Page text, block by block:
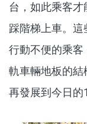
台，如此乘客
踩階梯上車。這
行動不便的乘
軌車輛地板的結
再發展到今日的